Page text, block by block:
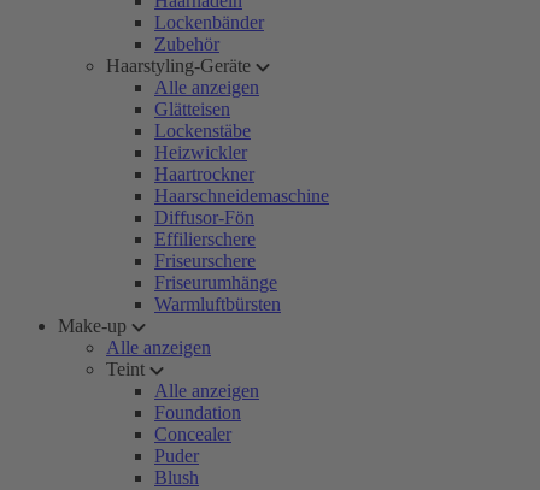
Lockenbänder
Zubehör
Haarstyling-Geräte
Alle anzeigen
Glätteisen
Lockenstäbe
Heizwickler
Haartrockner
Haarschneidemaschine
Diffusor-Fön
Effilierschere
Friseurschere
Friseurumhänge
Warmluftbürsten
Make-up
Alle anzeigen
Teint
Alle anzeigen
Foundation
Concealer
Puder
Blush